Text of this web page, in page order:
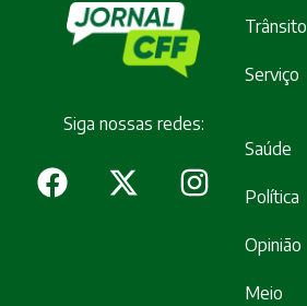
Siga nossas redes:
Trânsito
Serviço
Saúde
Política
Opinião
Meio